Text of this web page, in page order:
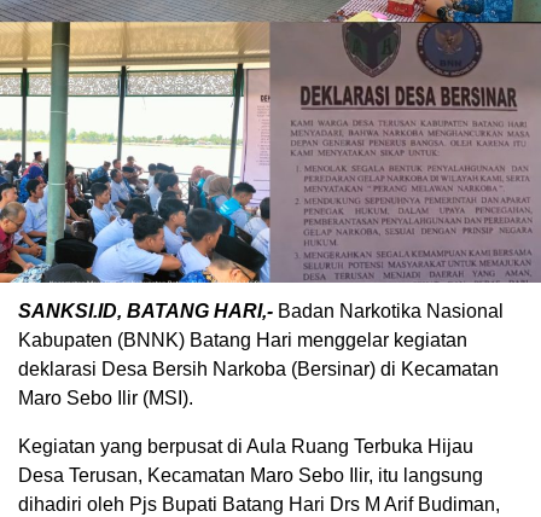
SANKSI.ID, BATANG HARI,- Badan Narkotika Nasional
Kabupaten (BNNK) Batang Hari menggelar kegiatan
deklarasi Desa Bersih Narkoba (Bersinar) di Kecamatan
Maro Sebo Ilir (MSI).
Kegiatan yang berpusat di Aula Ruang Terbuka Hijau
Desa Terusan, Kecamatan Maro Sebo Ilir, itu langsung
dihadiri oleh Pjs Bupati Batang Hari Drs M Arif Budiman,